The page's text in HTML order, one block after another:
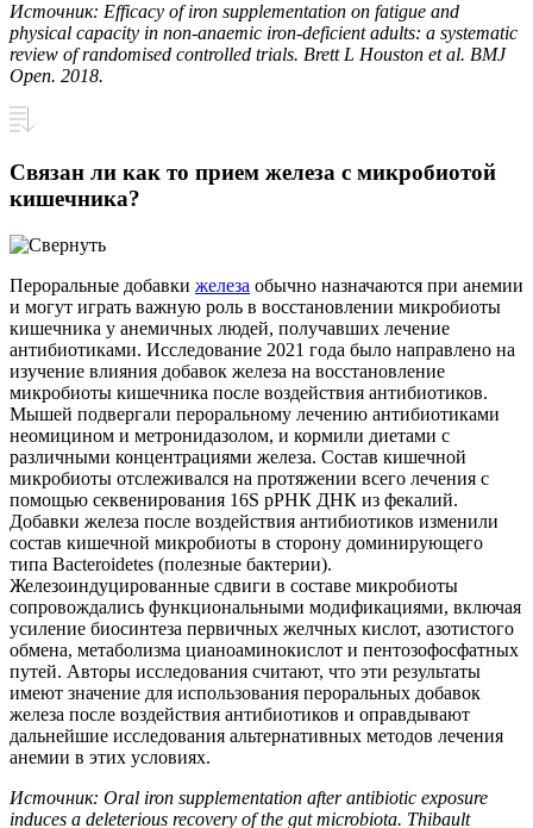
Источник: Efficacy of iron supplementation on fatigue and
physical capacity in non-anaemic iron-deficient adults: a systematic
review of randomised controlled trials. Brett L Houston et al. BMJ
Open. 2018.
Связан ли как то прием железа с микробиотой
кишечника?
Пероральные добавки железа обычно назначаются при анемии
и могут играть важную роль в восстановлении микробиоты
кишечника у анемичных людей, получавших лечение
антибиотиками. Исследование 2021 года было направлено на
изучение влияния добавок железа на восстановление
микробиоты кишечника после воздействия антибиотиков.
Мышей подвергали пероральному лечению антибиотиками
неомицином и метронидазолом, и кормили диетами с
различными концентрациями железа. Состав кишечной
микробиоты отслеживался на протяжении всего лечения с
помощью секвенирования 16S рРНК ДНК из фекалий.
Добавки железа после воздействия антибиотиков изменили
состав кишечной микробиоты в сторону доминирующего
типа Bacteroidetes (полезные бактерии).
Железоиндуцированные сдвиги в составе микробиоты
сопровождались функциональными модификациями, включая
усиление биосинтеза первичных желчных кислот, азотистого
обмена, метаболизма цианоаминокислот и пентозофосфатных
путей. Авторы исследования считают, что эти результаты
имеют значение для использования пероральных добавок
железа после воздействия антибиотиков и оправдывают
дальнейшие исследования альтернативных методов лечения
анемии в этих условиях.
Источник: Oral iron supplementation after antibiotic exposure
induces a deleterious recovery of the gut microbiota. Thibault